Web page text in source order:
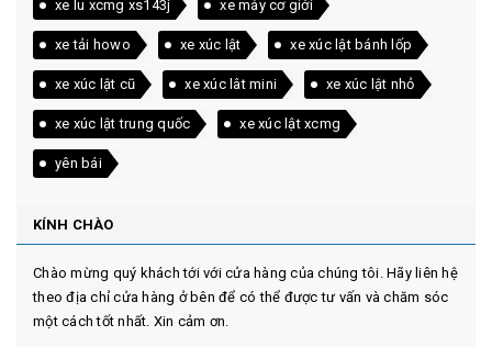
xe lu xcmg xs143j xe máy cơ giới
xe tải howo xe xúc lật xe xúc lật bánh lốp
xe xúc lật cũ xe xúc lât mini xe xúc lật nhỏ
xe xúc lật trung quốc xe xúc lật xcmg
yên bái
KÍNH CHÀO
Chào mừng quý khách tới với cửa hàng của chúng tôi. Hãy liên hệ
theo địa chỉ cửa hàng ở bên để có thể được tư vấn và chăm sóc
một cách tốt nhất. Xin cảm ơn.